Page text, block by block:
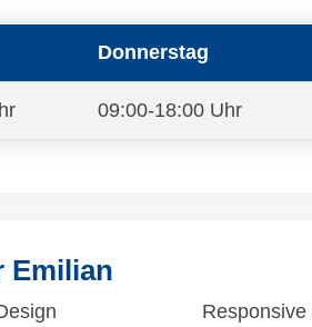
Donnerstag
09:00-18:00 Uhr
Emilian
Responsive